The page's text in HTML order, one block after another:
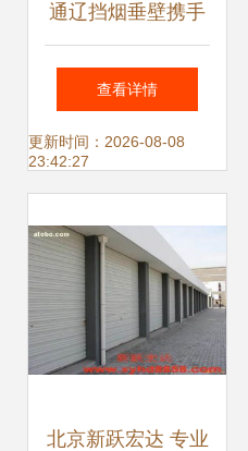
通辽挡烟垂壁携手
共赢，诚邀经销商
共拓空调设备市场
查看详情
更新时间：2026-08-08
23:42:27
北京新跃宏达 专业